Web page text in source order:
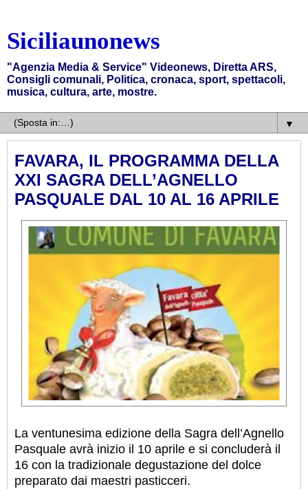
Siciliaunonews
"Agenzia Media & Service" Videonews, Diretta ARS,
Consigli comunali, Politica, cronaca, sport, spettacoli,
musica, cultura, arte, mostre.
▼
FAVARA, IL PROGRAMMA DELLA
XXI SAGRA DELL’AGNELLO
PASQUALE DAL 10 AL 16 APRILE
La ventunesima edizione della Sagra dell’Agnello
Pasquale avrà inizio il 10 aprile e si concluderà il
16 con la tradizionale degustazione del dolce
preparato dai maestri pasticceri.